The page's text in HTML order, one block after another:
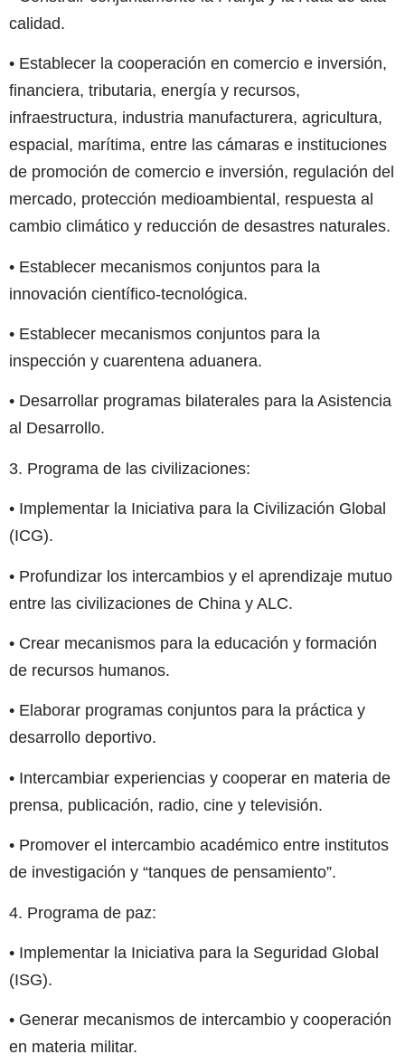
calidad.
• Establecer la cooperación en comercio e inversión,
financiera, tributaria, energía y recursos,
infraestructura, industria manufacturera, agricultura,
espacial, marítima, entre las cámaras e instituciones
de promoción de comercio e inversión, regulación del
mercado, protección medioambiental, respuesta al
cambio climático y reducción de desastres naturales.
• Establecer mecanismos conjuntos para la
innovación científico-tecnológica.
• Establecer mecanismos conjuntos para la
inspección y cuarentena aduanera.
• Desarrollar programas bilaterales para la Asistencia
al Desarrollo.
3. Programa de las civilizaciones:
• Implementar la Iniciativa para la Civilización Global
(ICG).
• Profundizar los intercambios y el aprendizaje mutuo
entre las civilizaciones de China y ALC.
• Crear mecanismos para la educación y formación
de recursos humanos.
• Elaborar programas conjuntos para la práctica y
desarrollo deportivo.
• Intercambiar experiencias y cooperar en materia de
prensa, publicación, radio, cine y televisión.
• Promover el intercambio académico entre institutos
de investigación y “tanques de pensamiento”.
4. Programa de paz:
• Implementar la Iniciativa para la Seguridad Global
(ISG).
• Generar mecanismos de intercambio y cooperación
en materia militar.